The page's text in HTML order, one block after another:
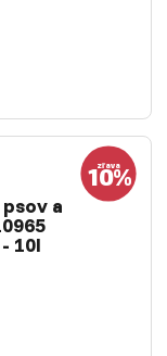
a
10l